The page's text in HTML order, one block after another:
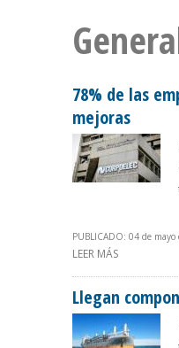
78% de las
mejoras
PUBLICADO: 04 de mayo
LEER MÁS
Llegan